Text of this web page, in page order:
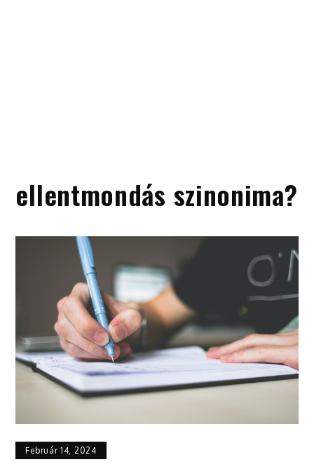
ellentmondás szinonima?
Február 14, 2024